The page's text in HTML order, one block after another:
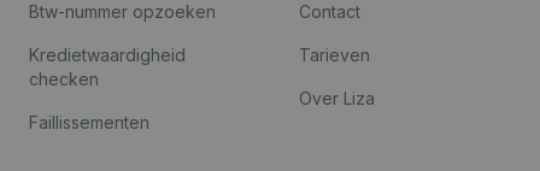
Btw-nummer opzoeken
Kredietwaardigheid
checken
Faillissementen
Contact
Tarieven
Over Liza